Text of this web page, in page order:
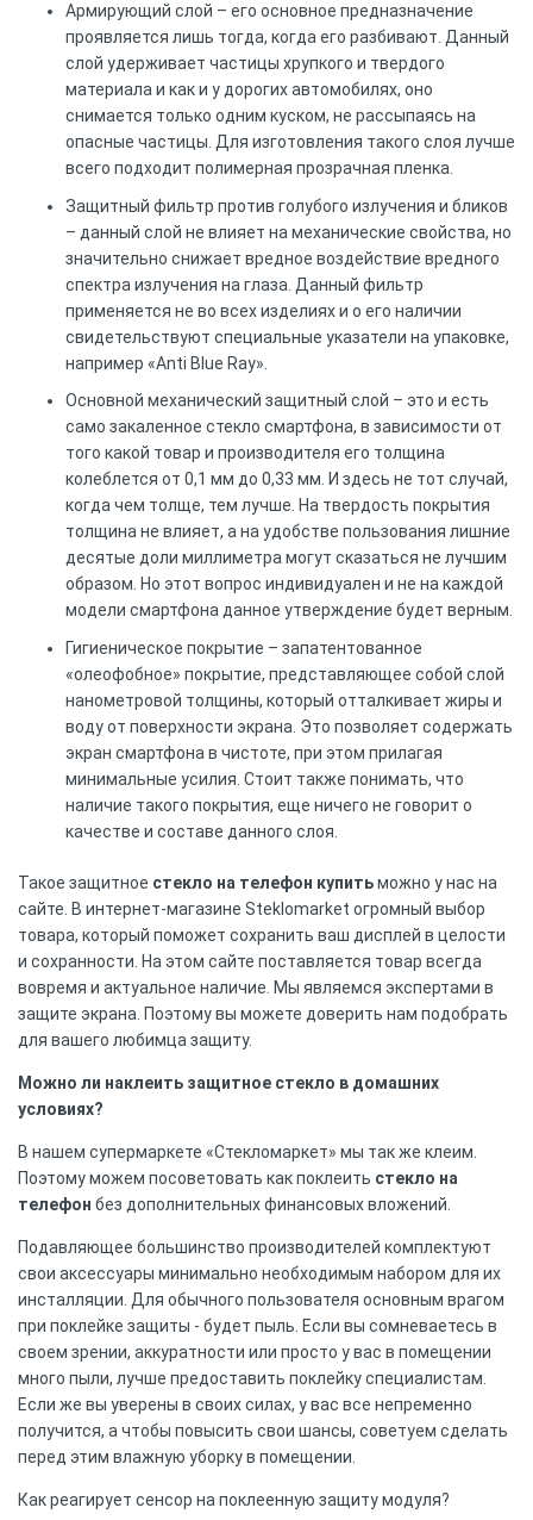
Армирующий слой – его основное предназначение
проявляется лишь тогда, когда его разбивают. Данный
слой удерживает частицы хрупкого и твердого
материала и как и у дорогих автомобилях, оно
снимается только одним куском, не рассыпаясь на
опасные частицы. Для изготовления такого слоя лучше
всего подходит полимерная прозрачная пленка.
Защитный фильтр против голубого излучения и бликов
– данный слой не влияет на механические свойства, но
значительно снижает вредное воздействие вредного
спектра излучения на глаза. Данный фильтр
применяется не во всех изделиях и о его наличии
свидетельствуют специальные указатели на упаковке,
например «Anti Blue Ray».
Основной механический защитный слой – это и есть
само закаленное стекло смартфона, в зависимости от
того какой товар и производителя его толщина
колеблется от 0,1 мм до 0,33 мм. И здесь не тот случай,
когда чем толще, тем лучше. На твердость покрытия
толщина не влияет, а на удобстве пользования лишние
десятые доли миллиметра могут сказаться не лучшим
образом. Но этот вопрос индивидуален и не на каждой
модели смартфона данное утверждение будет верным.
Гигиеническое покрытие – запатентованное
«олеофобное» покрытие, представляющее собой слой
нанометровой толщины, который отталкивает жиры и
воду от поверхности экрана. Это позволяет содержать
экран смартфона в чистоте, при этом прилагая
минимальные усилия. Стоит также понимать, что
наличие такого покрытия, еще ничего не говорит о
качестве и составе данного слоя.
Такое защитное стекло на телефон купитьможно у нас на
сайте. В интернет-магазине Steklomarket огромный выбор
товара, который поможет сохранить ваш дисплей в целости
и сохранности. На этом сайте поставляется товар всегда
вовремя и актуальное наличие. Мы являемся экспертами в
защите экрана. Поэтому вы можете доверить нам подобрать
для вашего любимца защиту.
Можно ли наклеить защитное стекло в домашних
условиях?
В нашем супермаркете «Стекломаркет» мы так же клеим.
Поэтому можем посоветовать как поклеить стекло на
телефон без дополнительных финансовых вложений.
Подавляющее большинство производителей комплектуют
свои аксессуары минимально необходимым набором для их
инсталляции. Для обычного пользователя основным врагом
при поклейке защиты - будет пыль. Если вы сомневаетесь в
своем зрении, аккуратности или просто у вас в помещении
много пыли, лучше предоставить поклейку специалистам.
Если же вы уверены в своих силах, у вас все непременно
получится, а чтобы повысить свои шансы, советуем сделать
перед этим влажную уборку в помещении.
Как реагирует сенсор на поклеенную защиту модуля?